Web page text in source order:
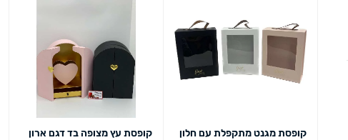
קופסת מגנט מתקפלת עם חלון
קופסת עץ מצופה בד דגם ארון